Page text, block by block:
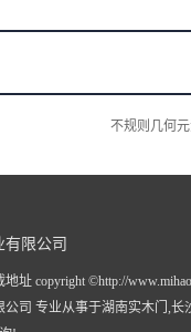
不规则几何
有限公司
址 copyright ©http://
公司 专业从事于湖南实木门 ,长